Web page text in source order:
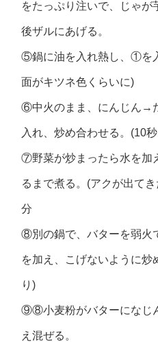
をたっぷり注いで、じゃが
後ザルにあげる。
⑤鍋に油を入れ熱し、①を
面がキツネ色くらいに)
⑥中火のまま、にんじん→
入れ、炒め合わせる。(10
⑦野菜が炒まったら水を加
るまで煮る。(アクが出て
分
⑧別の鍋で、バターを弱火
を加え、こげないように炒
り)
⑨⑧小麦粉がバターになじ
え混ぜる。